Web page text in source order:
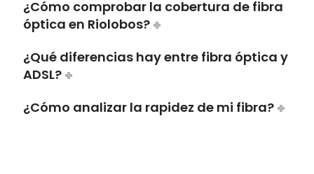
¿Cómo comprobar la cobertura de fibra
óptica en Riolobos?
¿Qué diferencias hay entre fibra óptica y
ADSL?
¿Cómo analizar la rapidez de mi fibra?